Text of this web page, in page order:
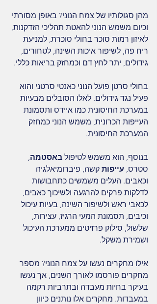
מהן סגולותיו של צמח הנוני? באופן מסורתי
וכיום משמש הנוני להאטת תהליכי הזדקנות,
לאיזון רמות סוכר בחולי סוכרת, למניעת
ריח פה, לשיפור איכות השינה, לטחורים,
גידולים, יתר לחץ דם וכמחזק בריאות כללי.
בחולי סרטן פועל הנוני כאנטי סרטני והוא
פעיל נגד גידולים. לאלו הסובלים מבעיות
במערכת החיסונית כמו איידס ותסמונת
העייפות הכרונית, משמש הנוני כמחזק
המערכת החיסונית.
בנוסף, הוא משמש לטיפול באסטמה,
סטרס, עייפות קשה, פיברומיאלגיה
וכאבים. העלים משמשים כתחבושות
לדלקות פרקים להרגעה ולשיכוך כאבים,
לכאבי ראש ולשיפור השינה, בעיות עיכול
וכיבים, תסמונת המעי הרגיז, עצירות,
שלשול, סילוק פרזיטים ממערכת העיכול
ושמירת משקל.
אילו מחקרים נעשו על צמח הנוני? מספר
מחקרים פורסמו לאורך השנים, אך נעשו
בעיקר בחיות מעבדה ובתרביות רקמה
במעבדות. מחקרים אלו נותנים כיוון